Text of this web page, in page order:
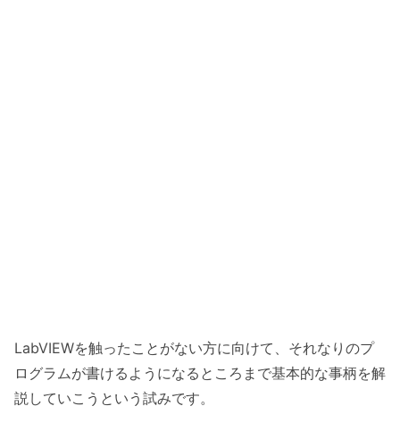
LabVIEWを触ったことがない方に向けて、それなりのプ
ログラムが書けるようになるところまで基本的な事柄を解
説していこうという試みです。